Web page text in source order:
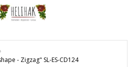
›
- Zigzag" SL-ES-CD124